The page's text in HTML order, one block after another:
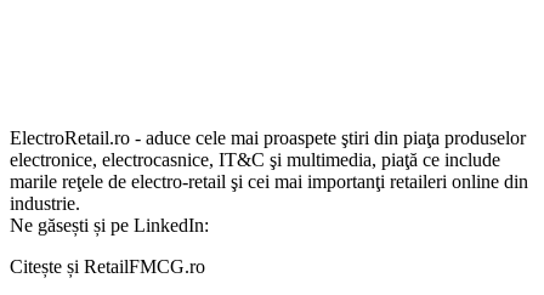
ElectroRetail.ro - aduce cele mai proaspete ştiri din piaţa produselor
electronice, electrocasnice, IT&C şi multimedia, piaţă ce include
marile reţele de electro-retail şi cei mai importanţi retaileri online din
industrie.
Ne găsești și pe LinkedIn:
Citește și RetailFMCG.ro